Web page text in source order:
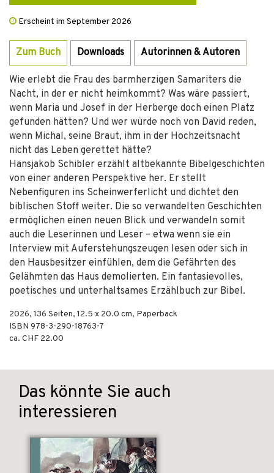
Erscheint im September 2026
Zum Buch Downloads Autorinnen & Autoren
Wie erlebt die Frau des barmherzigen Samariters die
Nacht, in der er nicht heimkommt? Was wäre passiert,
wenn Maria und Josef in der Herberge doch einen Platz
gefunden hätten? Und wer würde noch von David reden,
wenn Michal, seine Braut, ihm in der Hochzeitsnacht
nicht das Leben gerettet hätte?
Hansjakob Schibler erzählt altbekannte Bibelgeschichten
von einer anderen Perspektive her. Er stellt
Nebenfiguren ins Scheinwerferlicht und dichtet den
biblischen Stoff weiter. Die so verwandelten Geschichten
ermöglichen einen neuen Blick und verwandeln somit
auch die Leserinnen und Leser – etwa wenn sie ein
Interview mit Auferstehungszeugen lesen oder sich in
den Hausbesitzer einfühlen, dem die Gefährten des
Gelähmten das Haus demolierten. Ein fantasievolles,
poetisches und unterhaltsames Erzählbuch zur Bibel.
2026, 136 Seiten, 12.5 x 20.0 cm, Paperback
ISBN 978-3-290-18763-7
ca. CHF 22.00
Das könnte Sie auch
interessieren